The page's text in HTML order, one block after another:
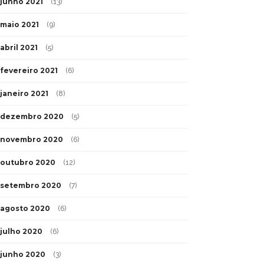
maio 2021 (9)
abril 2021 (5)
fevereiro 2021 (6)
janeiro 2021 (8)
dezembro 2020 (5)
novembro 2020 (6)
outubro 2020 (12)
setembro 2020 (7)
agosto 2020 (6)
julho 2020 (6)
junho 2020 (3)